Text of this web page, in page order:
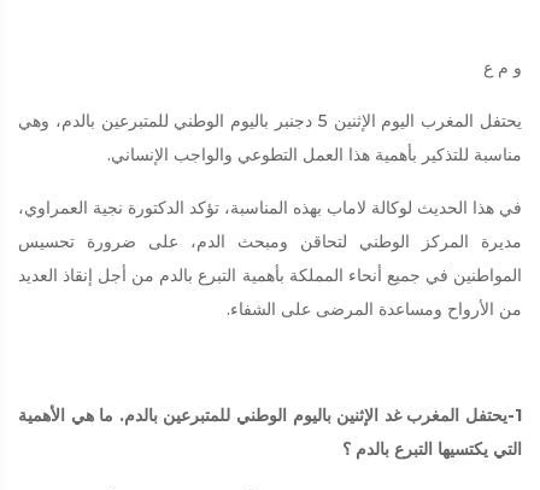
و م ع
يحتفل المغرب اليوم الإثنين 5 دجنبر باليوم الوطني للمتبرعين بالدم، وهي
مناسبة للتذكير بأهمية هذا العمل التطوعي والواجب الإنساني.
في هذا الحديث لوكالة لاماب بهذه المناسبة، تؤكد الدكتورة نجية العمراوي،
مديرة المركز الوطني لتحاقن ومبحث الدم، على ضرورة تحسيس
المواطنين في جميع أنحاء المملكة بأهمية التبرع بالدم من أجل إنقاذ العديد
من الأرواح ومساعدة المرضى على الشفاء.
1-يحتفل المغرب غد الإثنين باليوم الوطني للمتبرعين بالدم. ما هي الأهمية
التي يكتسيها التبرع بالدم ؟